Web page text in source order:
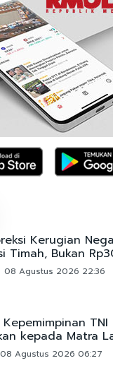
Kerugian
Timah, Bukan
08 Agustus 2026 22:36
Kepemimpinan TNI
kepada Matra
08 Agustus 2026 06:27